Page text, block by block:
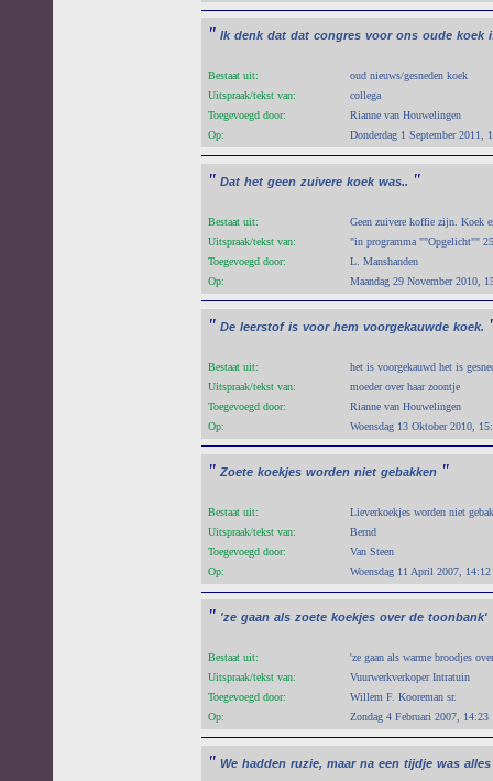
" Ik denk dat dat congres voor ons oude koek
Bestaat uit:
oud nieuws/gesneden koek
Uitspraak/tekst van:
collega
Toegevoegd door:
Rianne van Houwelingen
Op:
Donderdag 1 September 2011,
" Dat het geen zuivere koek was.. "
Bestaat uit:
Geen zuivere koffie zijn. Koek
Uitspraak/tekst van:
"in programma ""Opgelicht""
Toegevoegd door:
L. Manshanden
Op:
Maandag 29 November 2010,
" De leerstof is voor hem voorgekauwde koek.
Bestaat uit:
het is voorgekauwd het is
Uitspraak/tekst van:
moeder over haar zoontje
Toegevoegd door:
Rianne van Houwelingen
Op:
Woensdag 13 Oktober 2010,
" Zoete koekjes worden niet gebakken "
Bestaat uit:
Lieverkoekjes worden niet
Uitspraak/tekst van:
Bernd
Toegevoegd door:
Van Steen
Op:
Woensdag 11 April 2007, 14:12
" 'ze gaan als zoete koekjes over de toonbank'
Bestaat uit:
'ze gaan als warme broodjes
Uitspraak/tekst van:
Vuurwerkverkoper Intratuin
Toegevoegd door:
Willem F. Kooreman sr.
Op:
Zondag 4 Februari 2007, 14:23
" We hadden ruzie, maar na een tijdje was alles